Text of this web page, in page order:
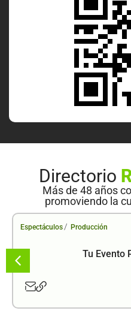
Directorio
Más de 48 años
promoviendo la
Espectáculos / Producción
Tu Evento